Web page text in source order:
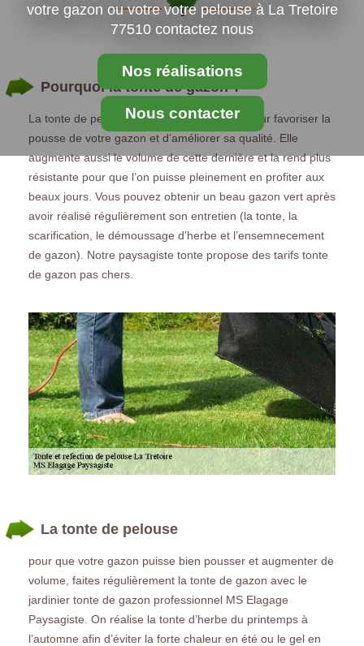
votre gazon ou votre votre pelouse à La Tretoire
77510 contactez nous
Nos réalisations
Nous contacter
Pourquoi la tonte de gazon ?
La tonte de pelouse est le meilleur moyen pour favoriser la
pousse de votre gazon et d’améliorer sa qualité. Elle
augmente aussi le volume de cette dernière et la rend plus
résistante pour que l’on puisse pleinement en profiter aux
beaux jours. Vous pouvez obtenir un beau gazon vert après
avoir réalisé régulièrement son entretien (la tonte, la
scarification, le démoussage d’herbe et l’ensemnecement
de gazon). Notre paysagiste tonte propose des tarifs tonte
de gazon pas chers.
La tonte de pelouse
pour que votre gazon puisse bien pousser et augmenter de
volume, faites régulièrement la tonte de gazon avec le
jardinier tonte de gazon professionnel MS Elagage
Paysagiste. On réalise la tonte d’herbe du printemps à
l’automne afin d’éviter la forte chaleur en été ou le gel en